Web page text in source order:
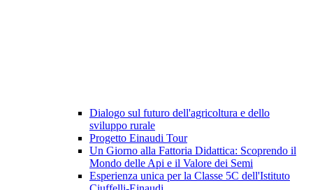
Dialogo sul futuro dell'agricoltura e dello
sviluppo rurale
Progetto Einaudi Tour
Un Giorno alla Fattoria Didattica: Scoprendo il
Mondo delle Api e il Valore dei Semi
Esperienza unica per la Classe 5C dell'Istituto